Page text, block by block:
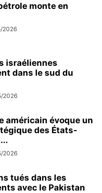
monte en
2026
israéliennes
dans le sud du
2026
américain évoque un
des États-
2026
tués dans les
avec le Pakistan